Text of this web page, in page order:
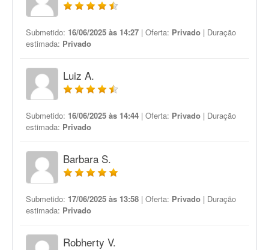
Submetido: 16/06/2025 às 14:27 | Oferta: Privado | Duração
estimada: Privado
Luiz A.
Submetido: 16/06/2025 às 14:44 | Oferta: Privado | Duração
estimada: Privado
Barbara S.
Submetido: 17/06/2025 às 13:58 | Oferta: Privado | Duração
estimada: Privado
Robherty V.